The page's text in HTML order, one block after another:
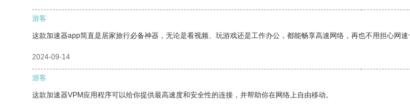
游客
这款加速器app简直是居家旅行必备神器，无论是看视频、玩游戏还是工作办公，都能畅享高速网络，再也不用担心网
2024-09-14
游客
这款加速器VPM应用程序可以给你提供最高速度和安全性的连接，并帮助你在网络上自由移动。